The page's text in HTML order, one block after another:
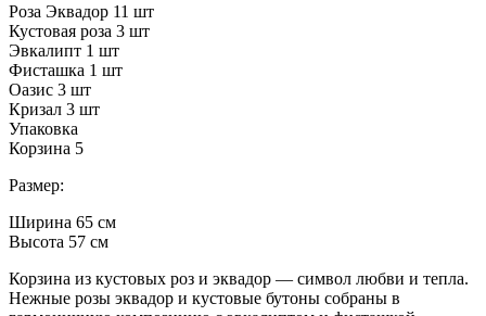
Роза Эквадор 11 шт
Кустовая роза 3 шт
Эвкалипт 1 шт
Фисташка 1 шт
Оазис 3 шт
Кризал 3 шт
Упаковка
Корзина 5
Размер:
Ширина 65 см
Высота 57 см
Корзина из кустовых роз и эквадор — символ любви и тепла.
Нежные розы эквадор и кустовые бутоны собраны в